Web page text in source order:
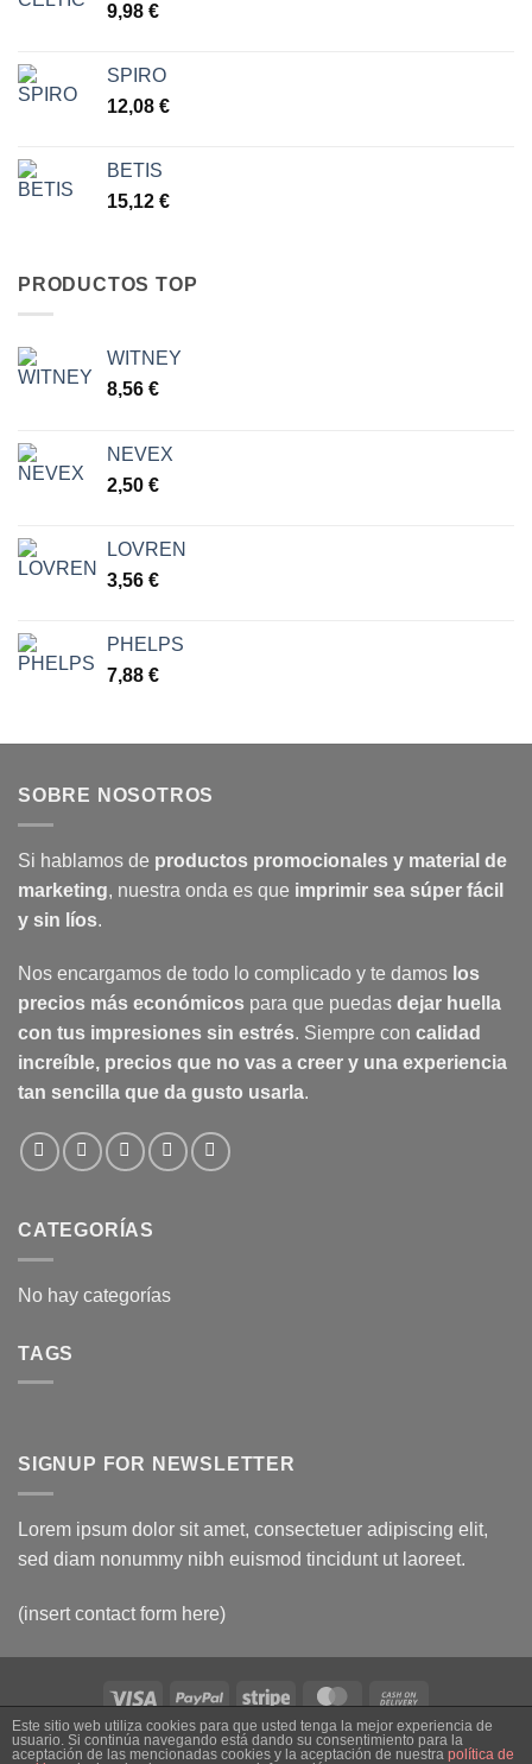
9,98 €
SPIRO
12,08 €
BETIS
15,12 €
PRODUCTOS TOP
WITNEY
8,56 €
NEVEX
2,50 €
LOVREN
3,56 €
PHELPS
7,88 €
SOBRE NOSOTROS
Si hablamos de productos promocionales y material de
marketing, nuestra onda es que imprimir sea súper fácil
y sin líos.
Nos encargamos de todo lo complicado y te damos los
precios más económicos para que puedas dejar huella
con tus impresiones sin estrés. Siempre con calidad
increíble, precios que no vas a creer y una experiencia
tan sencilla que da gusto usarla.
CATEGORÍAS
No hay categorías
TAGS
SIGNUP FOR NEWSLETTER
Lorem ipsum dolor sit amet, consectetuer adipiscing elit,
sed diam nonummy nibh euismod tincidunt ut laoreet.
(insert contact form here)
Visa PayPal Stripe MasterCard
On
Delivery
SOBRE NOSOTROS CONTACTO CONTACT FAQ AVISO LEGAL
Este sitio web utiliza cookies para que usted tenga la mejor experiencia de
usuario. Si continúa navegando está dando su consentimiento para la
aceptación de las mencionadas cookies y la aceptación de nuestra política de